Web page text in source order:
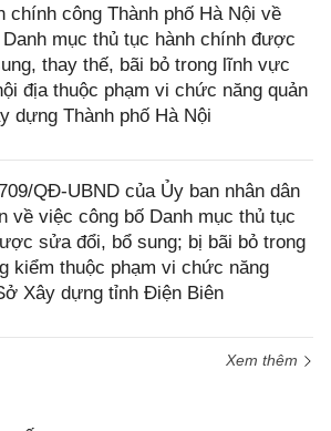
chính công Thành phố Hà Nội về
mục thủ tục hành chính được
thay thế, bãi bỏ trong lĩnh vực
địa thuộc phạm vi chức năng quản
dựng Thành phố Hà Nội
QĐ-UBND của Ủy ban nhân dân
về việc công bố Danh mục thủ tục
sửa đổi, bổ sung; bị bãi bỏ trong
kiểm thuộc phạm vi chức năng
Xây dựng tỉnh Điện Biên
Xem thêm